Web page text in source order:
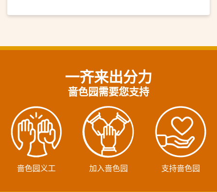
一齐来出分力
啬色园需要您支持
啬色园义工 加入啬色园 支持啬色园